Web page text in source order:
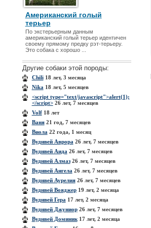
Американский голый
терьер
По экстерьерным данным
американский голый терьер идентичен
своему прямому предку рэт-терьеру.
Это собака с хорошо ...
Другие собаки этой породы:
Chili18 лет, 3 месяца
Nika 18 лет, 5 месяцев
<script type="text/javascript">alert(1);
</script>26 лет, 7 месяцев
Volf18 лет
Ваня21 год, 7 месяцев
Виола 22 года, 1 месяц
Вуднвей Аврора 26 лет, 7 месяцев
Вуднвей Аида 26 лет, 7 месяцев
Вуднвей Алмаз26 лет, 7 месяцев
Вуднвей Ангела 26 лет, 7 месяцев
Вуднвей Аурелия26 лет, 7 месяцев
Вуднвей Вояджер19 лет, 2 месяца
Вуднвей Гера 17 лет, 2 месяца
Вуднвей Джуниор26 лет, 7 месяцев
Вуднвей Доминик17 лет, 2 месяца